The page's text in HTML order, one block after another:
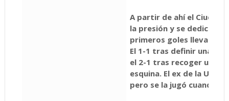
A partir de ahí el Ciudad
la presión y se dedicó a
primeros goles llevaron
El 1-1 tras definir una
el 2-1 tras recoger un
esquina. El ex de la UPP
pero se la jugó cuando